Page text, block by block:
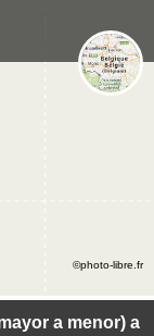
a menor) a
©photo-libre.fr